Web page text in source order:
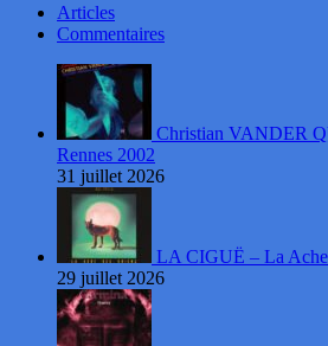
Articles
Commentaires
Christian VANDER
Rennes 2002
31 juillet 2026
LA CIGUË – La Ache
29 juillet 2026